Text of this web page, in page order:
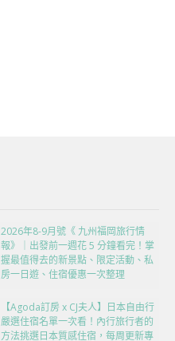
2026年8-9月號《 九州福岡旅行情
報》｜出發前一週花 5 分鐘看完！掌
握最值得去的新景點、限定活動、私
房一日遊、住宿優惠一次整理
【Agoda訂房 x CJ夫人】日本自由行
嚴選住宿名單一次看！內行旅行者的
方法挑選日本質感住宿，每周更新專